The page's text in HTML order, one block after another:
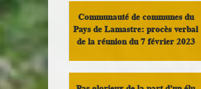
Communauté de communes du
Pays de Lamastre: procès verbal
de la réunion du 7 février 2023
Compte rendu de conseil
communautaire